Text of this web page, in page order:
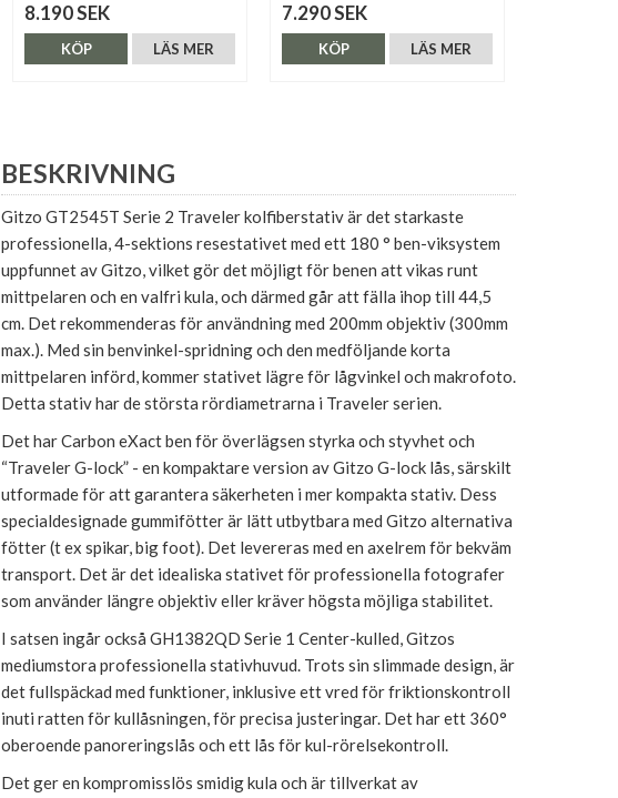
8.190 SEK
LÄS MER
KÖP
7.290 SEK
LÄS MER
KÖP
BESKRIVNING
Gitzo GT2545T Serie 2 Traveler kolfiberstativ är det starkaste
professionella, 4-sektions resestativet med ett 180 ° ben-viksystem
uppfunnet av Gitzo, vilket gör det möjligt för benen att vikas runt
mittpelaren och en valfri kula, och därmed går att fälla ihop till 44,5
cm. Det rekommenderas för användning med 200mm objektiv (300mm
max.). Med sin benvinkel-spridning och den medföljande korta
mittpelaren införd, kommer stativet lägre för lågvinkel och makrofoto.
Detta stativ har de största rördiametrarna i Traveler serien.
Det har Carbon eXact ben för överlägsen styrka och styvhet och
“Traveler G-lock” - en kompaktare version av Gitzo G-lock lås, särskilt
utformade för att garantera säkerheten i mer kompakta stativ. Dess
specialdesignade gummifötter är lätt utbytbara med Gitzo alternativa
fötter (t ex spikar, big foot). Det levereras med en axelrem för bekväm
transport. Det är det idealiska stativet för professionella fotografer
som använder längre objektiv eller kräver högsta möjliga stabilitet.
I satsen ingår också GH1382QD Serie 1 Center-kulled, Gitzos
mediumstora professionella stativhuvud. Trots sin slimmade design, är
det fullspäckad med funktioner, inklusive ett vred för friktionskontroll
inuti ratten för kullåsningen, för precisa justeringar. Det har ett 360°
oberoende panoreringslås och ett lås för kul-rörelsekontroll.
Det ger en kompromisslös smidig kula och är tillverkat av